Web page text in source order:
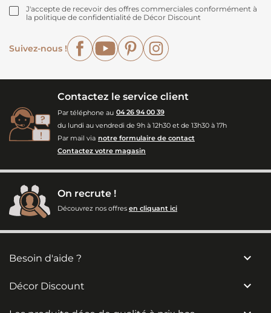
J'accepte de recevoir des offres commerciales conformément à
la politique de confidentialité de Décor Discount
Suivez-nous !
FacebookYouTubePinterest
Contactez le service client
Par téléphone au 04 26 94 00 39
du lundi au vendredi de 9h à 12h30 et de 13h30 à 17h
Par mail via notre formulaire de contact
Contactez votre magasin
On recrute !
Découvrez nos offres en cliquant ici
Besoin d'aide ? 
Décor Discount 